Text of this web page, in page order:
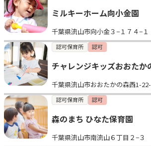
ミルキーホーム向小金園
千葉県流山市向小金３−１７４−１
認可保育所 認可
チャレンジキッズおおたか
千葉県流山市おおたかの森西1-22-
認可保育所 認可
森のまち ひなた保育園
千葉県流山市南流山６丁目２−３